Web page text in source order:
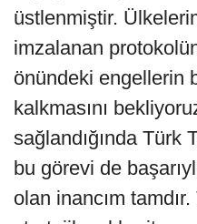
üstlenmiştir.
imzalanan
önündeki engellerin
kalkmasını
sağlandığında Türk
bu görevi de
olan inancım